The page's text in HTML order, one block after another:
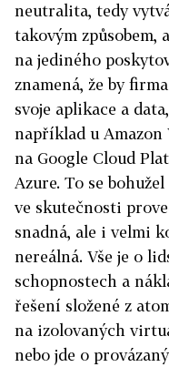
neutralita, tedy
takovým způsobem,
na jediného
znamená, že by
svoje aplikace a
například u Amazon
na Google Cloud
Azure. To se
ve skutečnosti
snadná, ale i velmi
nereálná. Vše je o
schopnostech a
řešení složené z
na izolovaných
nebo jde o